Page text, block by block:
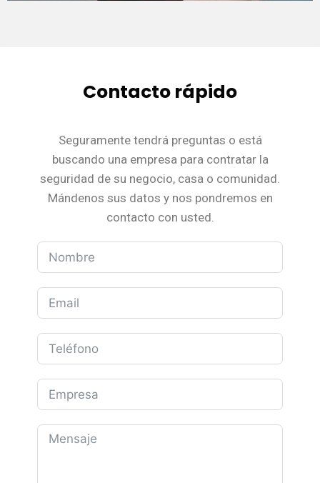
Contacto rápido
Seguramente tendrá preguntas o está
buscando una empresa para contratar la
seguridad de su negocio, casa o comunidad.
Mándenos sus datos y nos pondremos en
contacto con usted.